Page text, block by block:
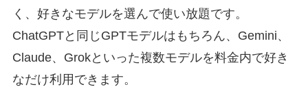
く、好きなモデルを選んで使い放題です。
ChatGPTと同じGPTモデルはもちろん、Gemini、
Claude、Grokといった複数モデルを料金内で好き
なだけ利用できます。